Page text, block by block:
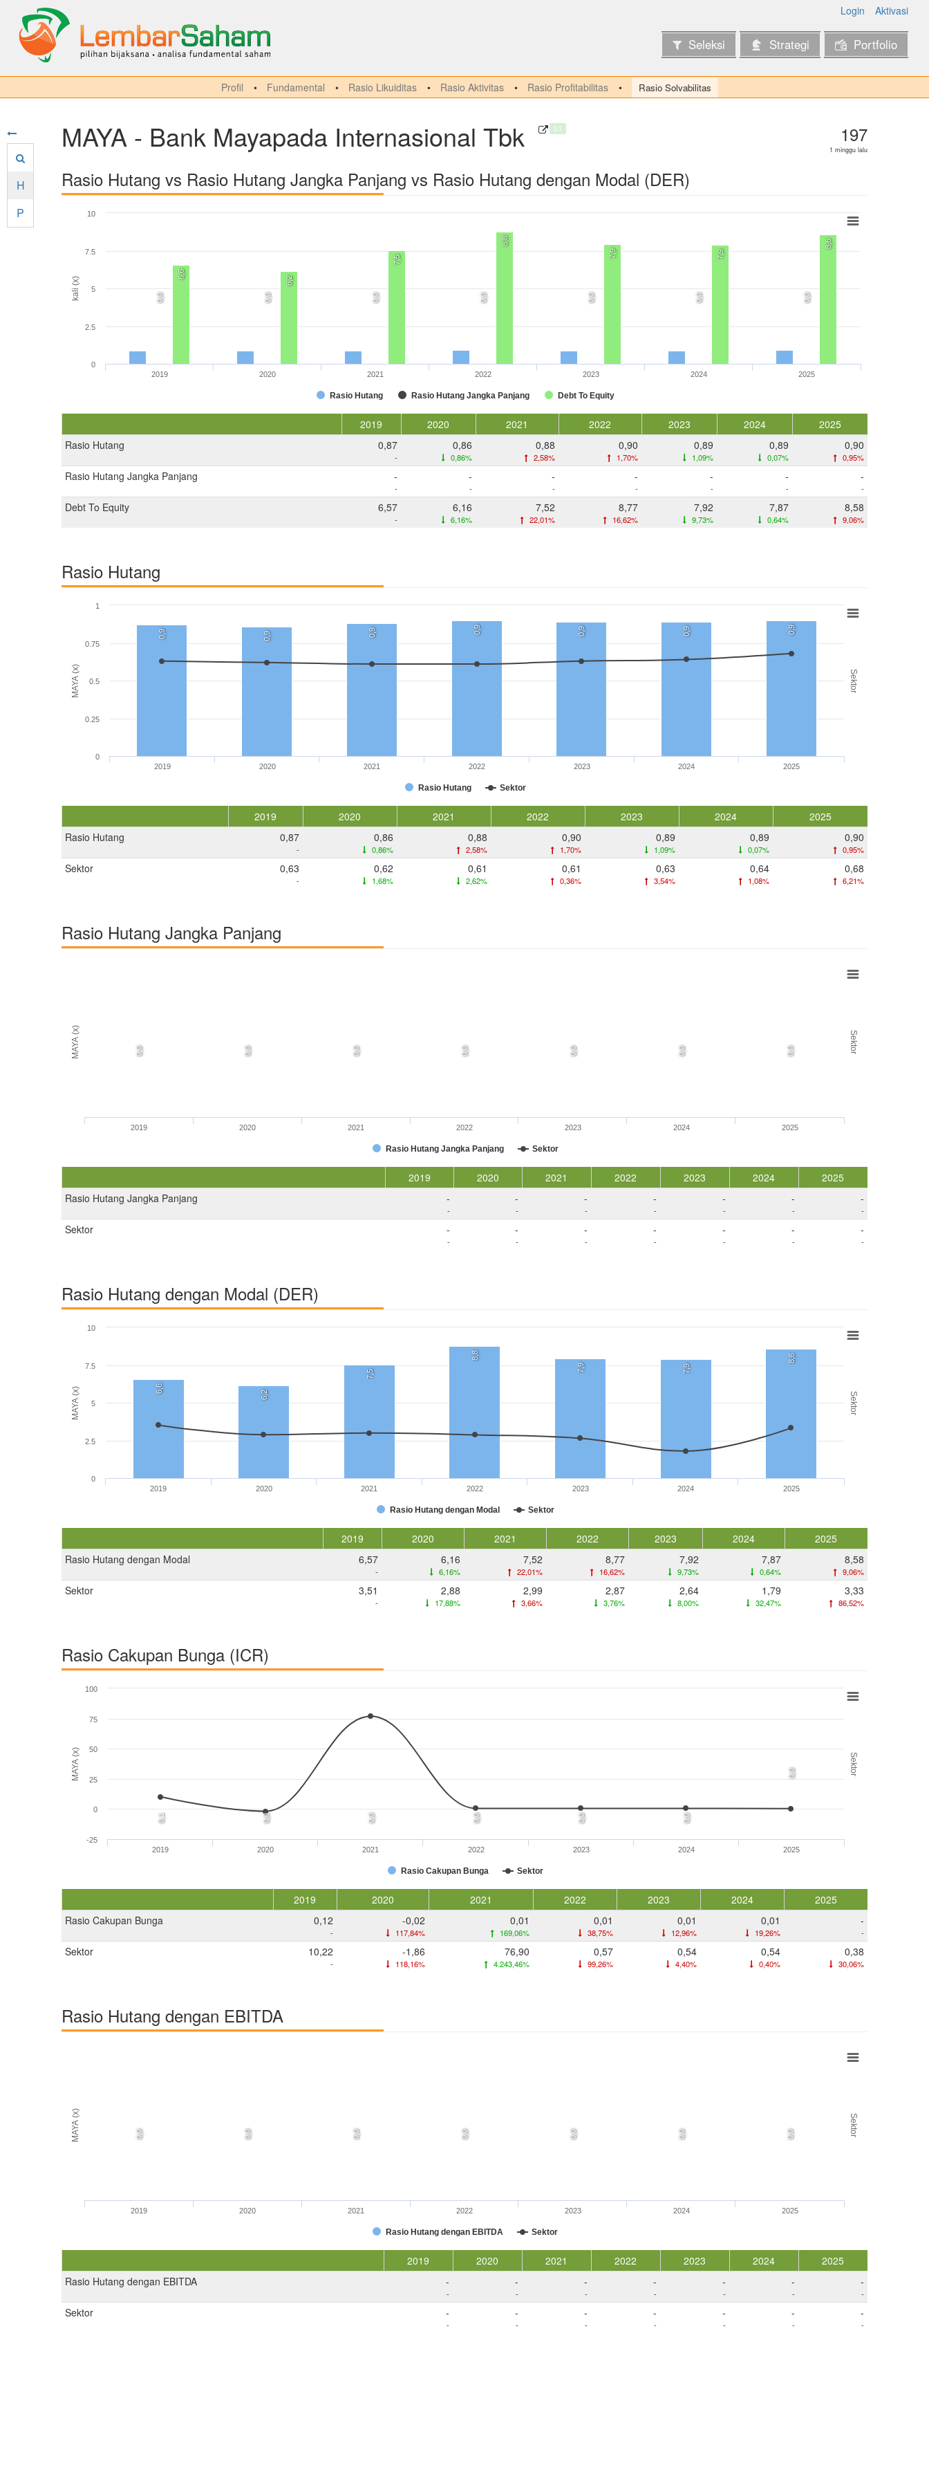
Login Aktivasi
Seleksi Strategi Portfolio
Profil Fundamental Rasio Likuiditas Rasio Aktivitas Rasio Profitabilitas Rasio Solvabilitas
H
P
MAYA - Bank Mayapada Internasional Tbk Q1 197
1 minggu lalu
Rasio Hutang vs Rasio Hutang Jangka Panjang vs Rasio Hutang dengan Modal (DER)
kali (x) 0,0 0,0 0,0 0,0 0,0 0,0 0,0
6,6
6,2
7,5
8,8
7,9
7,9
8,6
Rasio Hutang Rasio Hutang Jangka Panjang Debt To Equity
2019 2020 2021 2022 2023 2024 2025
0
2.5
5
7.5
10
2019 2020 2021 2022 2023 2024
2025
Rasio Hutang
0,87
-
0,86
0,86%
0,88
2,58%
0,90
1,70%
0,89
1,09%
0,89
0,07%
0,90
0,95%
Rasio Hutang Jangka Panjang -
-
-
-
-
-
-
-
-
-
-
-
-
-
Debt To Equity 6,57
-
6,16
6,16%
7,52
22,01%
8,77
16,62%
7,92
9,73%
7,87
0,64%
8,58
9,06%
Rasio Hutang
MAYA (x) Sektor
0,9 0,9 0,9 0,9 0,9 0,9 0,9
Rasio Hutang Sektor
2019 2020 2021 2022 2023 2024 2025
0
0.25
0.5
0.75
1
2019 2020 2021 2022 2023 2024
2025
Rasio Hutang
0,87
-
0,86
0,86%
0,88
2,58%
0,90
1,70%
0,89
1,09%
0,89
0,07%
0,90
0,95%
Sektor 0,63
-
0,62
1,68%
0,61
2,62%
0,61
0,36%
0,63
3,54%
0,64
1,08%
0,68
6,21%
Rasio Hutang Jangka Panjang
MAYA (x) Sektor
0,0 0,0 0,0 0,0 0,0 0,0 0,0
Rasio Hutang Jangka Panjang Sektor
2019 2020 2021 2022 2023 2024 2025
2019 2020 2021 2022 2023 2024
2025
Rasio Hutang Jangka Panjang
-
-
-
-
-
-
-
-
-
-
-
-
-
-
Sektor -
-
-
-
-
-
-
-
-
-
-
-
-
-
Rasio Hutang dengan Modal (DER)
MAYA (x) Sektor
6,6
6,2
7,5
8,8
7,9
7,9
8,6
Rasio Hutang dengan Modal Sektor
2019 2020 2021 2022 2023 2024 2025
0
2.5
5
7.5
10
2019 2020 2021 2022 2023 2024
2025
Rasio Hutang dengan Modal
6,57
-
6,16
6,16%
7,52
22,01%
8,77
16,62%
7,92
9,73%
7,87
0,64%
8,58
9,06%
Sektor 3,51
-
2,88
17,88%
2,99
3,66%
2,87
3,76%
2,64
8,00%
1,79
32,47%
3,33
86,52%
Rasio Cakupan Bunga (ICR)
MAYA (x) Sektor
0,1 0,0 0,0 0,0 0,0 0,0
0,0
Rasio Cakupan Bunga Sektor
2019 2020 2021 2022 2023 2024 2025
-25
0
25
50
75
100
2019 2020 2021 2022 2023 2024
2025
Rasio Cakupan Bunga
0,12
-
-0,02
117,84%
0,01
169,06%
0,01
38,75%
0,01
12,96%
0,01
19,26%
-
-
Sektor 10,22
-
-1,86
118,16%
76,90
4.243,46%
0,57
99,26%
0,54
4,40%
0,54
0,40%
0,38
30,06%
Rasio Hutang dengan EBITDA
MAYA (x) Sektor
0,0 0,0 0,0 0,0 0,0 0,0 0,0
Rasio Hutang dengan EBITDA Sektor
2019 2020 2021 2022 2023 2024 2025
2019 2020 2021 2022 2023 2024
2025
Rasio Hutang dengan EBITDA
-
-
-
-
-
-
-
-
-
-
-
-
-
-
Sektor -
-
-
-
-
-
-
-
-
-
-
-
-
-